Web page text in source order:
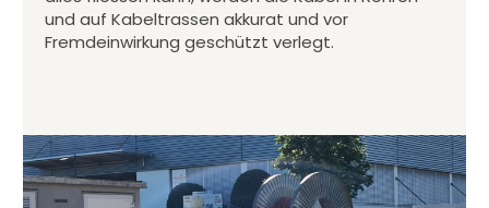
und auf Kabeltrassen akkurat und vor
Fremdeinwirkung geschützt verlegt.